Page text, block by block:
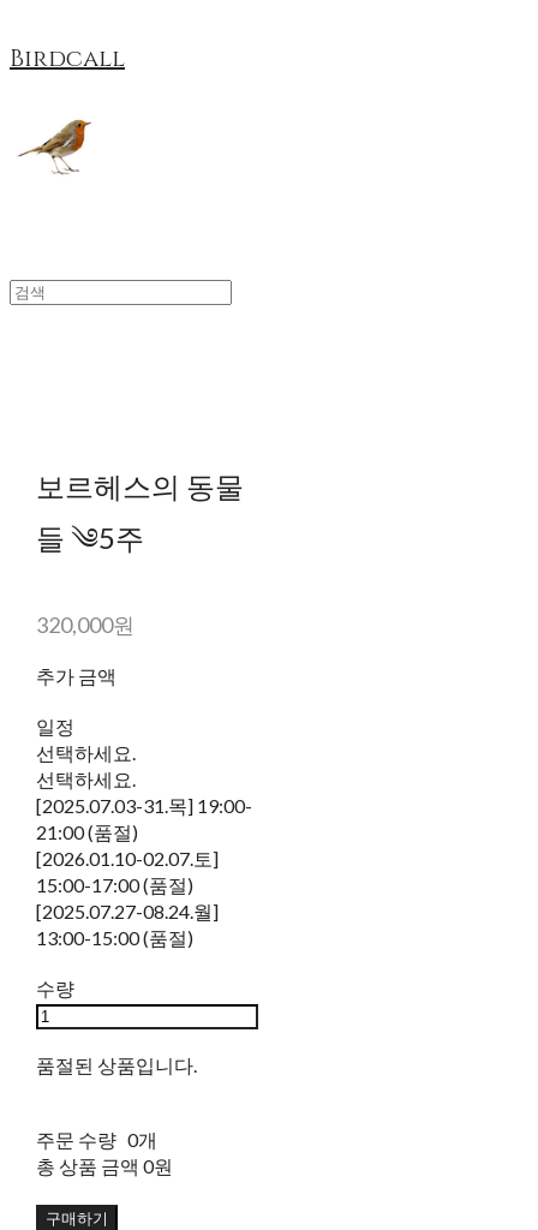
Birdcall
보르헤스의 동물
들 ༄5주
320,000원
추가 금액
일정
선택하세요.
선택하세요.
[2025.07.03-31.목] 19:00-
21:00 (품절)
[2026.01.10-02.07.토]
15:00-17:00 (품절)
[2025.07.27-08.24.월]
13:00-15:00 (품절)
수량
품절된 상품입니다.
주문 수량 0개
총 상품 금액 0원
구매하기